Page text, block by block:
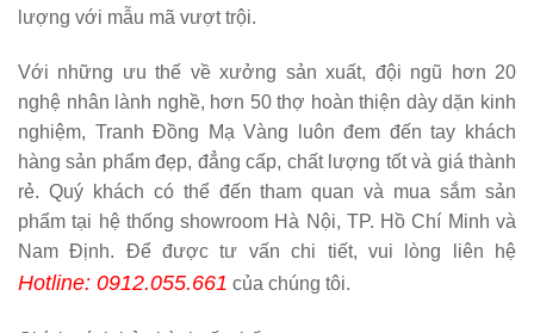
lượng với mẫu mã vượt trội.
Với những ưu thế về xưởng sản xuất, đội ngũ hơn 20
nghệ nhân lành nghề, hơn 50 thợ hoàn thiện dày dặn kinh
nghiệm, Tranh Đồng Mạ Vàng luôn đem đến tay khách
hàng sản phẩm đẹp, đẳng cấp, chất lượng tốt và giá thành
rẻ. Quý khách có thể đến tham quan và mua sắm sản
phẩm tại hệ thống showroom Hà Nội, TP. Hồ Chí Minh và
Nam Định. Để được tư vấn chi tiết, vui lòng liên hệ
Hotline: 0912.055.661 của chúng tôi.